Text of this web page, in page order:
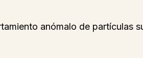
anómalo de partículas